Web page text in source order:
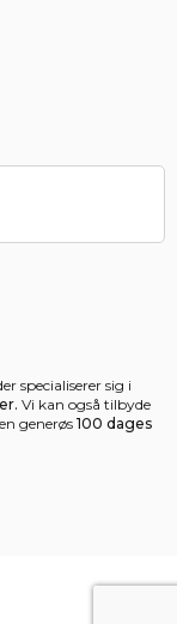
specialiserer sig i
Vi kan også tilbyde
generøs 100 dages